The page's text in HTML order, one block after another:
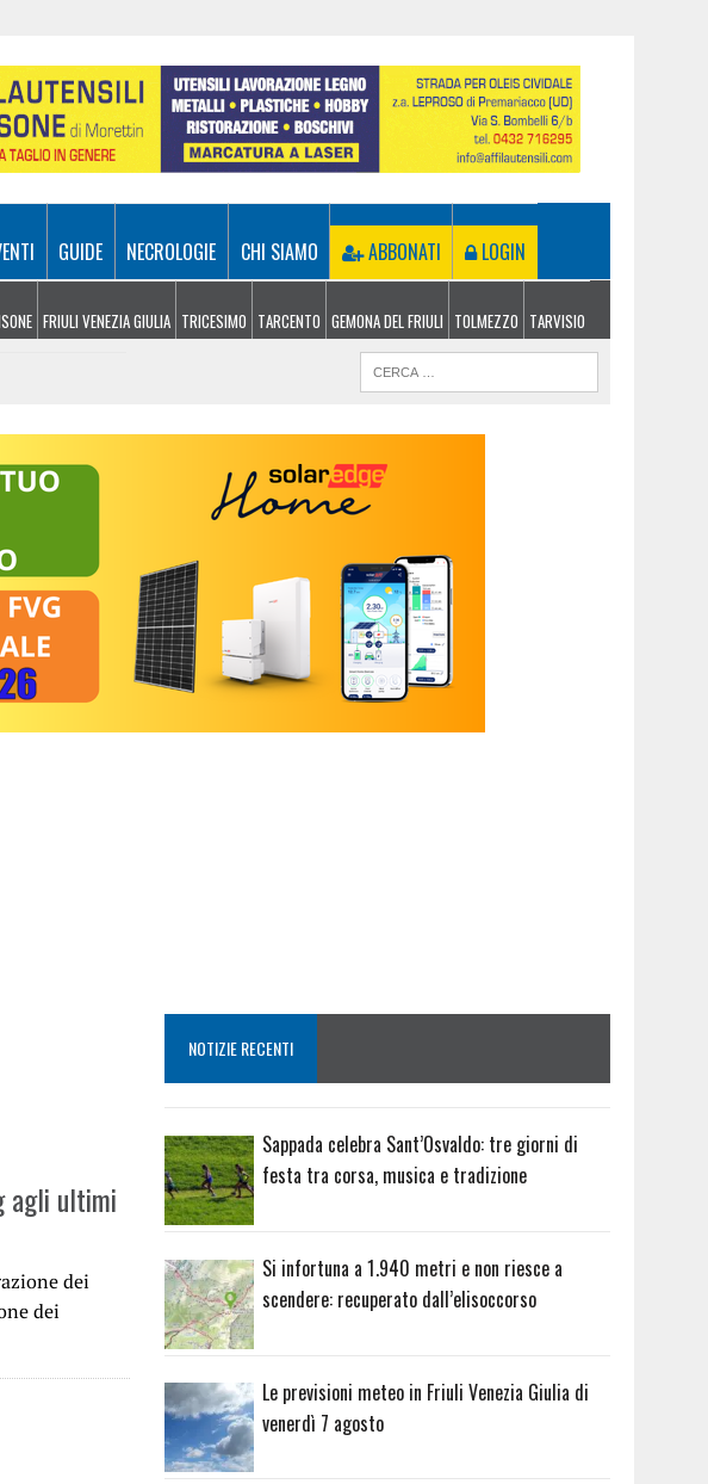
GUIDE NECROLOGIE CHI SIAMO ABBONATI LOGIN
FRIULI VENEZIA GIULIA TRICESIMO TARCENTO GEMONA DEL FRIULI TOLMEZZO TARVISIO
agli ultimi
dei
dei
NOTIZIE RECENTI
Sappada celebra Sant’Osvaldo: tre giorni di
festa tra corsa, musica e tradizione
Si infortuna a 1.940 metri e non riesce a
scendere: recuperato dall’elisoccorso
Le previsioni meteo in Friuli Venezia Giulia di
venerdì 7 agosto